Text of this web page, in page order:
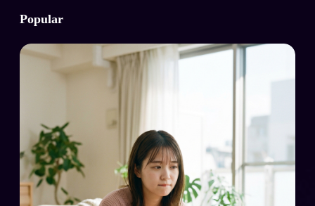
Popular